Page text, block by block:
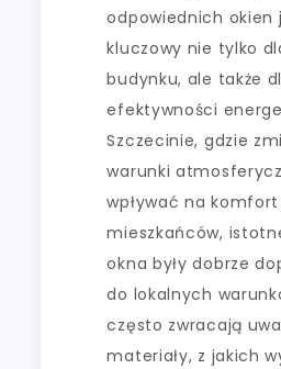
odpowiednich okien
kluczowy nie tylko
budynku, ale także
efektywności
Szczecinie, gdzie
warunki
wpływać na komfort
mieszkańców,
okna były dobrze
do lokalnych
często zwracają
materiały, z jakich